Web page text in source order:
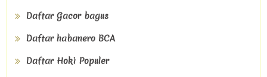
Daftar Gacor bagus
Daftar habanero BCA
Daftar Hoki Populer